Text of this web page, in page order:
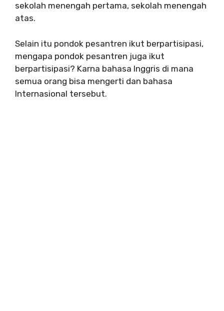
sekolah menengah pertama, sekolah menengah
atas.
Selain itu pondok pesantren ikut berpartisipasi,
mengapa pondok pesantren juga ikut
berpartisipasi? Karna bahasa Inggris di mana
semua orang bisa mengerti dan bahasa
Internasional tersebut.